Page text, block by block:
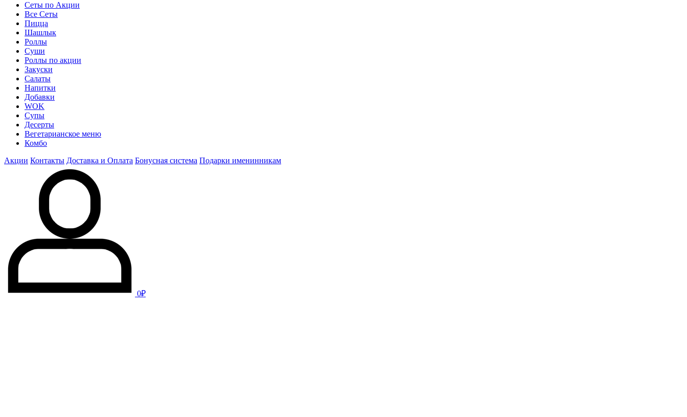
Сеты по Акции
Все Сеты
Пицца
Шашлык
Роллы
Суши
Роллы по акции
Закуски
Салаты
Напитки
Добавки
WOK
Супы
Десерты
Вегетарианское меню
Комбо
Акции Контакты Доставка и Оплата Бонусная система Подарки именинникам
0₽